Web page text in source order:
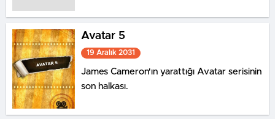
Avatar 5
19 Aralık 2031
James Cameron'ın yarattığı Avatar serisinin
son halkası.